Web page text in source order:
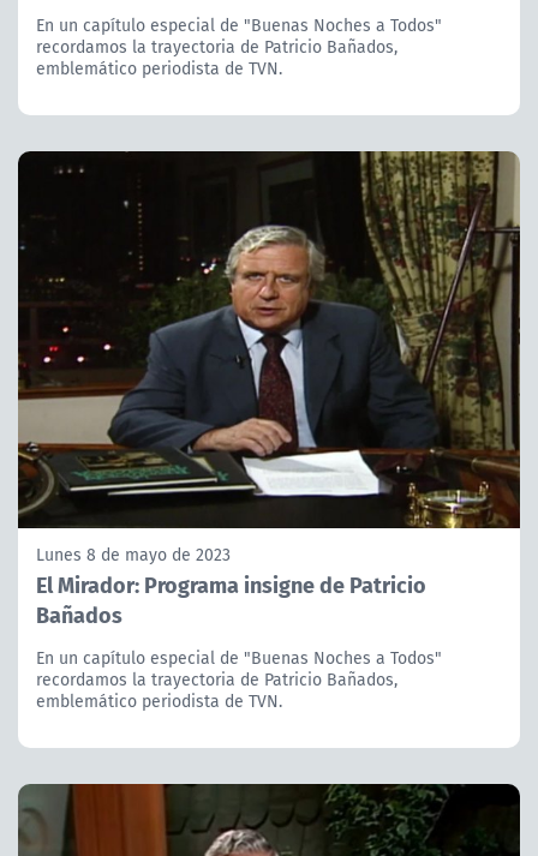
En un capítulo especial de "Buenas Noches a Todos"
recordamos la trayectoria de Patricio Bañados,
emblemático periodista de TVN.
Lunes 8 de mayo de 2023
El Mirador: Programa insigne de Patricio
Bañados
En un capítulo especial de "Buenas Noches a Todos"
recordamos la trayectoria de Patricio Bañados,
emblemático periodista de TVN.